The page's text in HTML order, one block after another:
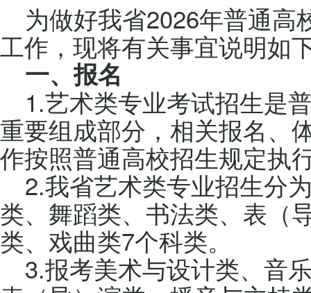
为做好我省2026年普通高
工作，现将有关事宜说明如
一、报名
1.艺术类专业考试招生是
重要组成部分，相关报名、
作按照普通高校招生规定执
2.我省艺术类专业招生分
类、舞蹈类、书法类、表（
类、戏曲类7个科类。
3.报考美术与设计类、音